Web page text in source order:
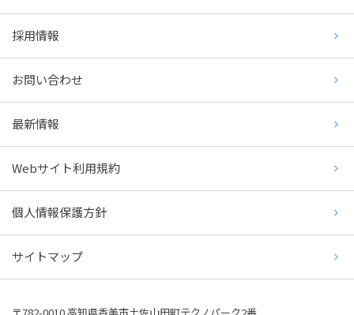
採用情報
お問い合わせ
最新情報
Webサイト利用規約
個人情報保護方針
サイトマップ